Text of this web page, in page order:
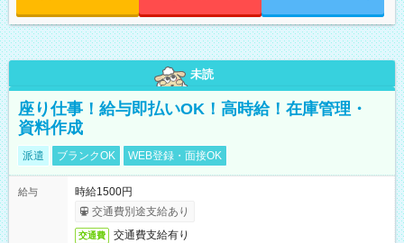
未読
座り仕事！給与即払いOK！高時給！在庫管理・
資料作成
派遣 ブランクOK WEB登録・面接OK
給与
時給1500円
交通費別途支給あり
交通費 交通費支給有り